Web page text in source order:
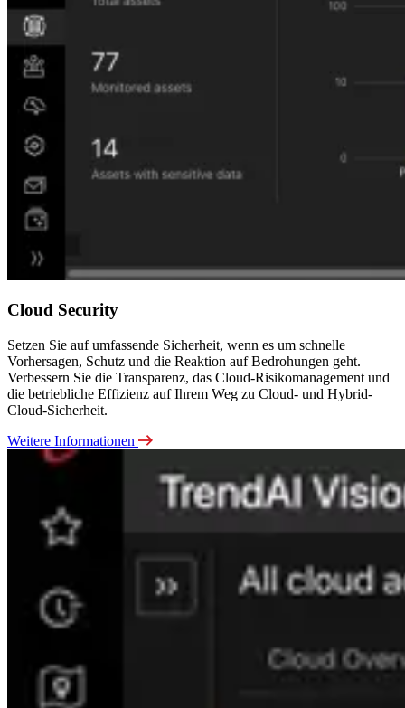
Cloud Security
Setzen Sie auf umfassende Sicherheit, wenn es um schnelle
Vorhersagen, Schutz und die Reaktion auf Bedrohungen geht.
Verbessern Sie die Transparenz, das Cloud-Risikomanagement und
die betriebliche Effizienz auf Ihrem Weg zu Cloud- und Hybrid-
Cloud-Sicherheit.
Weitere Informationen